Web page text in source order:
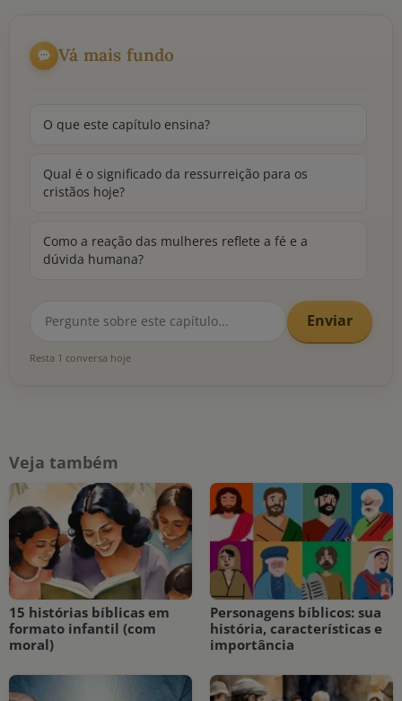
Vá mais fundo
O que este capítulo ensina?
Qual é o significado da ressurreição para os
cristãos hoje?
Como a reação das mulheres reflete a fé e a
dúvida humana?
Enviar
Resta 1 conversa hoje
Veja também
15 histórias bíblicas em
formato infantil (com
moral)
Personagens bíblicos: sua
história, características e
importância